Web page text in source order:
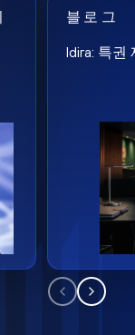
블로그
Idira: 특권